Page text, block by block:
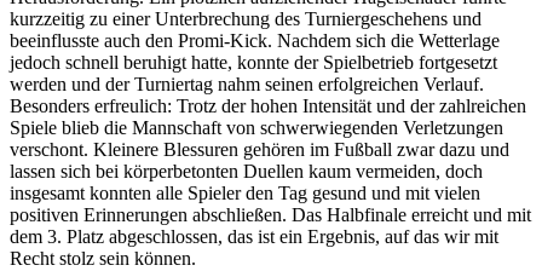
kurzzeitig zu einer Unterbrechung des Turniergeschehens und
beeinflusste auch den Promi-Kick. Nachdem sich die Wetterlage
jedoch schnell beruhigt hatte, konnte der Spielbetrieb fortgesetzt
werden und der Turniertag nahm seinen erfolgreichen Verlauf.
Besonders erfreulich: Trotz der hohen Intensität und der zahlreichen
Spiele blieb die Mannschaft von schwerwiegenden Verletzungen
verschont. Kleinere Blessuren gehören im Fußball zwar dazu und
lassen sich bei körperbetonten Duellen kaum vermeiden, doch
insgesamt konnten alle Spieler den Tag gesund und mit vielen
positiven Erinnerungen abschließen. Das Halbfinale erreicht und mit
dem 3. Platz abgeschlossen, das ist ein Ergebnis, auf das wir mit
Recht stolz sein können.